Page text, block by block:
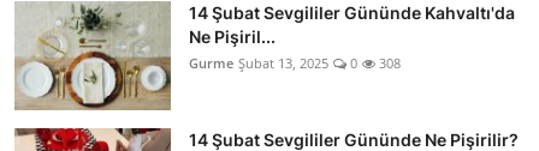
14 Şubat Sevgililer Gününde Kahvaltı'da
Ne Pişiril...
Gurme Şubat 13, 2025 0 308
14 Şubat Sevgililer Gününde Ne Pişirilir?